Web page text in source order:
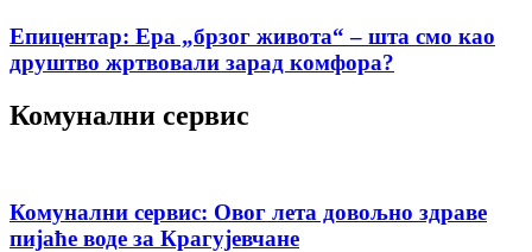
Епицентар: Ера „брзог живота“ – шта смо као
друштво жртвовали зарад комфора?
Комунални сервис
Комунални сервис: Овог лета довољно здраве
пијаће воде за Крагујевчане